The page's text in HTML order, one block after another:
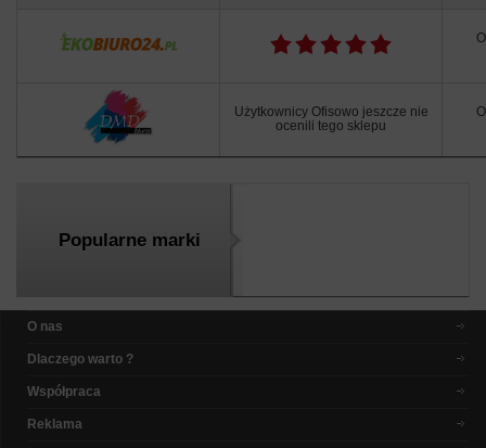
Użytkownicy Ofisowo jeszcze nie
ocenili tego sklepu
Popularne marki
O nas
Dlaczego warto ?
Współpraca
Reklama